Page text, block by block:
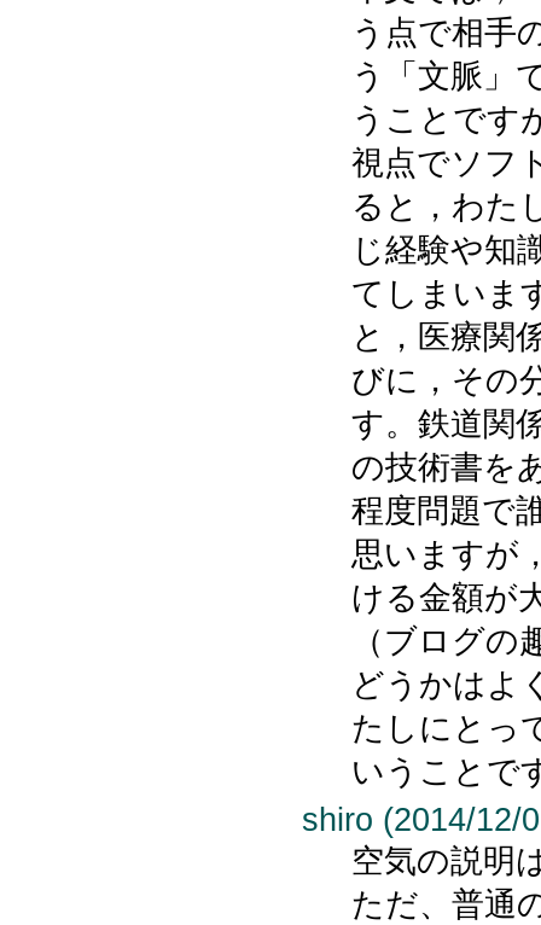
う点で相手
う「文脈」
うことです
視点でソフ
ると，わた
じ経験や知
てしまいま
と，医療関
びに，その
す。鉄道関
の技術書を
程度問題で
思いますが
ける金額が
（ブログ
どうかはよ
たしにとっ
いうことで
shiro (2014/12/
空気の説明
ただ、普通